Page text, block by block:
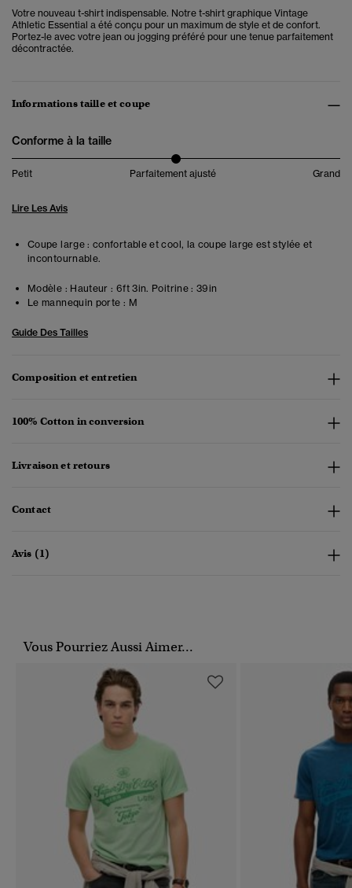
Votre nouveau t-shirt indispensable. Notre t-shirt graphique Vintage
Athletic Essential a été conçu pour un maximum de style et de confort.
Portez-le avec votre jean ou jogging préféré pour une tenue parfaitement
décontractée.
Informations taille et coupe
Conforme à la taille
Petit Parfaitement ajusté Grand
Lire Les Avis
Coupe large : confortable et cool, la coupe large est stylée et
incontournable.
Modèle : Hauteur : 6ft 3in. Poitrine : 39in
Le mannequin porte : M
Guide Des Tailles
Composition et entretien
100% Cotton in conversion
Livraison et retours
Contact
Avis (1)
Vous Pourriez Aussi Aimer...